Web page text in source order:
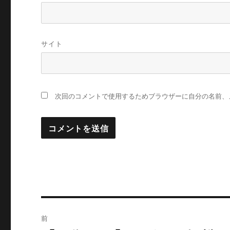
サイト
次回のコメントで使用するためブラウザーに自分の名前
前